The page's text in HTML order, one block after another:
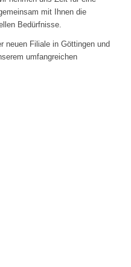
mit Ihnen die
Bedürfnisse.
neuen Filiale in Göttingen und
umfangreichen